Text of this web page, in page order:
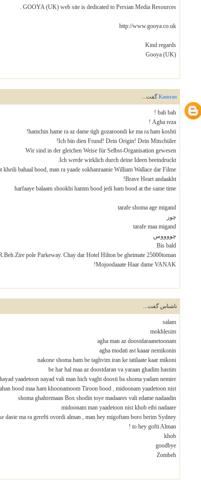
GOOYA (UK) web site is dedicated to Persian Media Resources .
http://www.gooya.co.uk
Kind regards
Gooya (UK)
Kamranگفت...
bah bah !
Agha reza !
hamchin hame ra az dame tigh gozaroondi ke ma ra ham koshti!
Ich bin dien Frund! Dein Origin! Dein Mitschüler!
Wir sind in der gleichen Weise für Selbst-Organisation gewesen
Ich werde wirklich durch deine Ideen beeindruckt.
kheili bahaal bood, man ra yaade sokhanraanie William Wallace dar Filme
Brave Heart andaakht!
harfaaye balaam shookhi hamm bood jedi ham bood at the same time
tarafe shoma age migand
چوز
tarafe maa migand
چووووس
Bis bald
pole Parkeway. Chay dar Hotel Hilton be gheimate 25000toman!
Mojoodaaate Haar dame VANAK!
ناشناس گفت...
salam
mokhlesim
agha man az doostdaraanetoonam
agha modati ast kaaar nemikonin
nakone shoma ham be taghvim iran ke tatilaate kaar mikoni
be har hal maa az doostdaran va yaraan ghadim hastim
yaadetoon nayad vali man hich vaght doosti ba shoma yadam nemire
bood maa ham khoonamoom Tiroon bood , midoonam yaadetoon nist
shoma ghahremaan Box shodin toye madaares vali edame nadaadin
midoonam man yaadetoon nist khob eibi nadaare
daste ma ra gerefti ovordi alman , man hey migoftam boro berim Sydney
to hey gofti Alman !
khob
goodbye
Zombeh